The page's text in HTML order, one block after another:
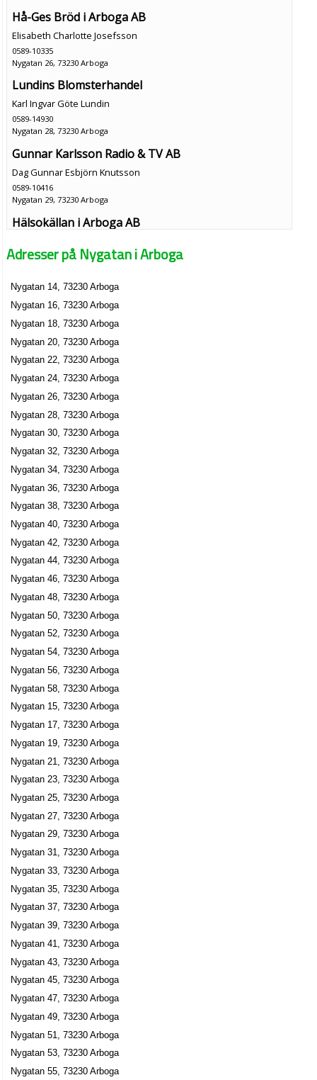
Hå-Ges Bröd i Arboga AB
Elisabeth Charlotte Josefsson
0589-10335
Nygatan 26, 73230 Arboga
Lundins Blomsterhandel
Karl Ingvar Göte Lundin
0589-14930
Nygatan 28, 73230 Arboga
Gunnar Karlsson Radio & TV AB
Dag Gunnar Esbjörn Knutsson
0589-10416
Nygatan 29, 73230 Arboga
Hälsokällan i Arboga AB
0589-611066
Bellis Blommor Efterträdare Arboga AB
Agnes Kocsi
0589-10354
Nygatan 31, 73230 Arboga
Mode Nytt Inger Fredriksson AB
Inger Margareta Fredriksson
0589-15750
Nygatan 31, 73230 Arboga
Imma Design AB
Inger Maria Möller
Nygatan 33 A 1101, 73230 Arboga
Inger Möller
0222-10881
Nygatan 33 A Lgh 1101, 73230 Arboga
Arboga Stadshotell Bar Matsal & Konferens AB
Anna Kristina Gustafsson
0589-12980
Nygatan 39, 73230 Arboga
Stadshotellet i Arboga AB
Anna Kristina Gustafsson
0589-12980
AB Wärdshuset Vinbäcken
Jan Thomas Krisat
0589-15400
Nygatan 42, 73230 Arboga
Nya Källar'n AB
0589-19590
Nygatan 42, 73230 Arboga
Örtagårdskyrkan
Nygatan 46, 73230 Arboga
Arboga Hostel
Lars Harry Ehrengren
08-56033628
Jöran Porath Konsult AB
Åke Göran Tommy Porath
Nygatan 50 B, 73230 Arboga
Jöran Porath Konsult HB
Nygatan 50b, 73230 Arboga
Jonas Eriksson Bygg i Arboga KB
Nygatan 55, 73230 Arboga
Adresser på Nygatan i Arboga
Nygatan 14, 73230 Arboga
Nygatan 16, 73230 Arboga
Nygatan 18, 73230 Arboga
Nygatan 20, 73230 Arboga
Nygatan 22, 73230 Arboga
Nygatan 24, 73230 Arboga
Nygatan 26, 73230 Arboga
Nygatan 28, 73230 Arboga
Nygatan 30, 73230 Arboga
Nygatan 32, 73230 Arboga
Nygatan 34, 73230 Arboga
Nygatan 36, 73230 Arboga
Nygatan 38, 73230 Arboga
Nygatan 40, 73230 Arboga
Nygatan 42, 73230 Arboga
Nygatan 44, 73230 Arboga
Nygatan 46, 73230 Arboga
Nygatan 48, 73230 Arboga
Nygatan 50, 73230 Arboga
Nygatan 52, 73230 Arboga
Nygatan 54, 73230 Arboga
Nygatan 56, 73230 Arboga
Nygatan 58, 73230 Arboga
Nygatan 15, 73230 Arboga
Nygatan 17, 73230 Arboga
Nygatan 19, 73230 Arboga
Nygatan 21, 73230 Arboga
Nygatan 23, 73230 Arboga
Nygatan 25, 73230 Arboga
Nygatan 27, 73230 Arboga
Nygatan 29, 73230 Arboga
Nygatan 31, 73230 Arboga
Nygatan 33, 73230 Arboga
Nygatan 35, 73230 Arboga
Nygatan 37, 73230 Arboga
Nygatan 39, 73230 Arboga
Nygatan 41, 73230 Arboga
Nygatan 43, 73230 Arboga
Nygatan 45, 73230 Arboga
Nygatan 47, 73230 Arboga
Nygatan 49, 73230 Arboga
Nygatan 51, 73230 Arboga
Nygatan 53, 73230 Arboga
Nygatan 55, 73230 Arboga